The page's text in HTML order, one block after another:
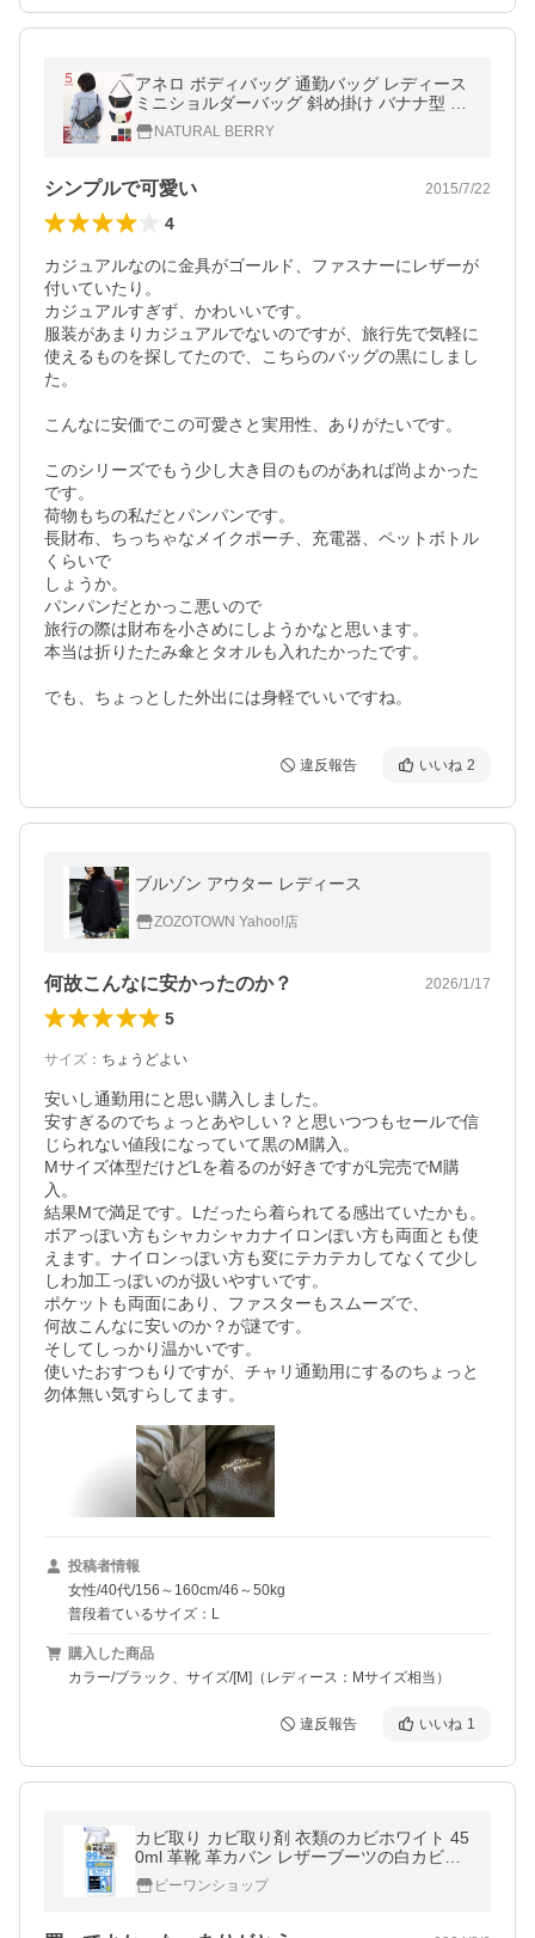
アネロ ボディバッグ 通勤バッグ レディース
ミニショルダーバッグ 斜め掛け バナナ型 ポ
リキャンバス シンプル ATB0192Z anello
NATURAL BERRY
シンプルで可愛い 2015/7/22
4
カジュアルなのに金具がゴールド、ファスナーにレザーが
付いていたり。
カジュアルすぎず、かわいいです。
服装があまりカジュアルでないのですが、旅行先で気軽に
使えるものを探してたので、こちらのバッグの黒にしまし
た。
こんなに安価でこの可愛さと実用性、ありがたいです。
このシリーズでもう少し大き目のものがあれば尚よかった
です。
荷物もちの私だとパンパンです。
長財布、ちっちゃなメイクポーチ、充電器、ペットボトル
くらいで
しょうか。
パンパンだとかっこ悪いので
旅行の際は財布を小さめにしようかなと思います。
本当は折りたたみ傘とタオルも入れたかったです。
でも、ちょっとした外出には身軽でいいですね。
違反報告 いいね 2
ブルゾン アウター レディース
ZOZOTOWN Yahoo!店
何故こんなに安かったのか？ 2026/1/17
5
サイズ ： ちょうどよい
安いし通勤用にと思い購入しました。
安すぎるのでちょっとあやしい？と思いつつもセールで信
じられない値段になっていて黒のM購入。
Mサイズ体型だけどLを着るのが好きですがL完売でM購
入。
結果Mで満足です。Lだったら着られてる感出ていたかも。
ボアっぽい方もシャカシャカナイロンぽい方も両面とも使
えます。ナイロンっぽい方も変にテカテカしてなくて少し
しわ加工っぽいのが扱いやすいです。
ポケットも両面にあり、ファスターもスムーズで、
何故こんなに安いのか？が謎です。
そしてしっかり温かいです。
使いたおすつもりですが、チャリ通勤用にするのちょっと
勿体無い気すらしてます。
投稿者情報
女性/40代/156～160cm/46～50kg
普段着ているサイズ：L
購入した商品
カラー/ブラック、サイズ/[M]（レディース：Mサイズ相当）
違反報告 いいね 1
カビ取り カビ取り剤 衣類のカビホワイト 45
0ml 革靴 革カバン レザーブーツの白カビ対
策に ビーワンショップ
ビーワンショップ